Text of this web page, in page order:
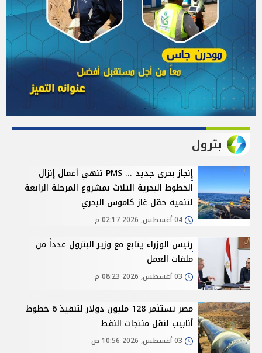
بترول
إنجاز بحري جديد ... PMS تنهي أعمال إنزال
الخطوط البحرية الثلاث بمشروع المرحلة الرابعة
لتنمية حقل غاز كاموس البحري
رئيس الوزراء يتابع مع وزير البترول عدداً من
ملفات العمل
مصر تستثمر 128 مليون دولار لتنفيذ 6 خطوط
أنابيب لنقل منتجات النفط